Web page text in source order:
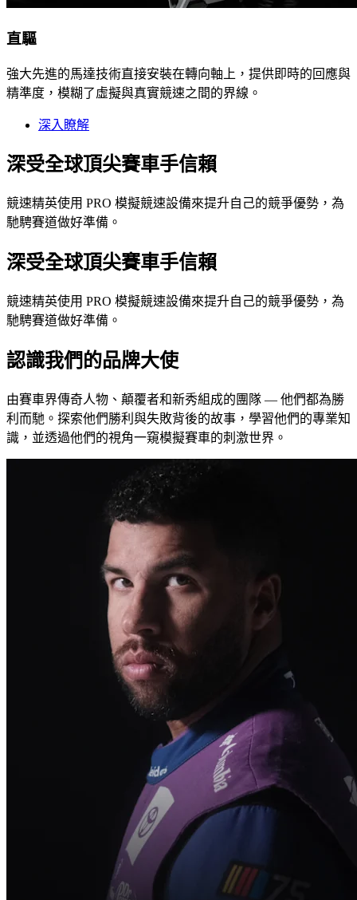
直驅
強大先進的馬達技術直接安裝在轉向軸上，提供即時的回應與
精準度，模糊了虛擬與真實競速之間的界線。
深入瞭解
深受全球頂尖賽車手信賴
競速精英使用 PRO 模擬競速設備來提升自己的競爭優勢，為
馳騁賽道做好準備。
深受全球頂尖賽車手信賴
競速精英使用 PRO 模擬競速設備來提升自己的競爭優勢，為
馳騁賽道做好準備。
認識我們的品牌大使
由賽車界傳奇人物、顛覆者和新秀組成的團隊 — 他們都為勝
利而馳。探索他們勝利與失敗背後的故事，學習他們的專業知
識，並透過他們的視角一窺模擬賽車的刺激世界。